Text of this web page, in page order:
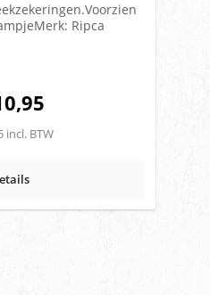
Ripca
incl. BTW